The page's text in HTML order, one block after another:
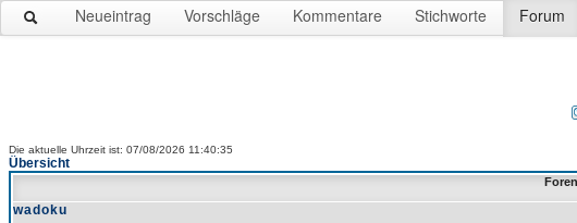
Neueintrag Vorschläge Kommentare Stichworte Forum
Die aktuelle Uhrzeit ist: 07/08/2026 11:40:35
Übersicht
Foren
wadoku